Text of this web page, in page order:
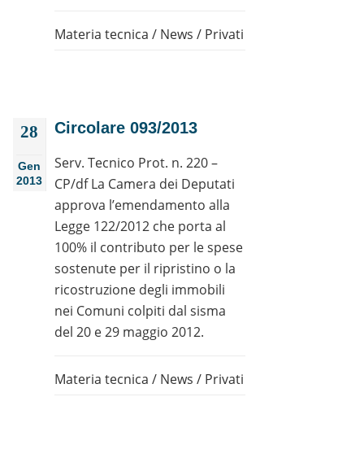
Materia tecnica / News / Privati
28
Gen
2013
Circolare 093/2013
Serv. Tecnico Prot. n. 220 –
CP/df La Camera dei Deputati
approva l’emendamento alla
Legge 122/2012 che porta al
100% il contributo per le spese
sostenute per il ripristino o la
ricostruzione degli immobili
nei Comuni colpiti dal sisma
del 20 e 29 maggio 2012.
Materia tecnica / News / Privati